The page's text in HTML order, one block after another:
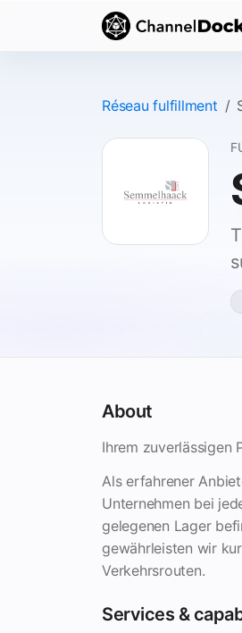
Réseau fulfillment
About
Ihrem zuverlässigen
Als erfahrener
Unternehmen bei
gelegenen Lager
gewährleisten wir
Verkehrsrouten.
Services &